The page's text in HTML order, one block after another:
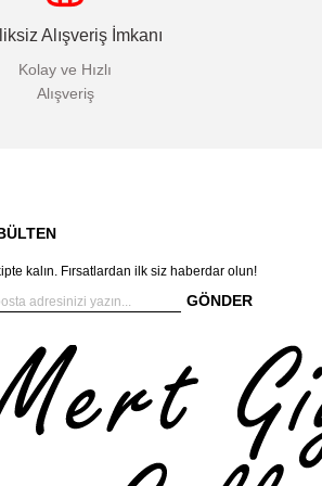
Alışveriş İmkanı
Kolay ve Hızlı
Alışveriş
kalın. Fırsatlardan ilk siz haberdar olun!
GÖNDER